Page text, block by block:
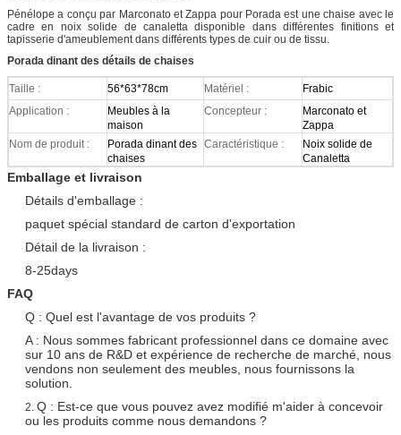
Pénélope a conçu par Marconato et Zappa pour Porada est une chaise avec le
cadre en noix solide de canaletta disponible dans différentes finitions et
tapisserie d'ameublement dans différents types de cuir ou de tissu.
Porada dinant des détails de chaises
Taille : 56*63*78cm Matériel :
Frabic
Application :
Meubles à la
maison
Concepteur :
Marconato et
Zappa
Nom de produit :
Porada dinant des
chaises
Caractéristique :
Noix solide de
Canaletta
Emballage et livraison
Détails d'emballage :
paquet spécial standard de carton d'exportation
Détail de la livraison :
8-25days
FAQ
Q : Quel est l'avantage de vos produits ?
A : Nous sommes fabricant professionnel dans ce domaine avec
sur 10 ans de R&D et expérience de recherche de marché, nous
vendons non seulement des meubles, nous fournissons la
solution.
2. Q : Est-ce que vous pouvez avez modifié m'aider à concevoir
ou les produits comme nous demandons ?